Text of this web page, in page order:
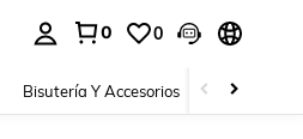
0 0
Bisutería Y Accesorios Zapatos